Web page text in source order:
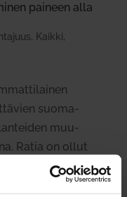
paineen alla
, Kaikki,
suo­ma­
muu­
Ratia on ollut
Turun